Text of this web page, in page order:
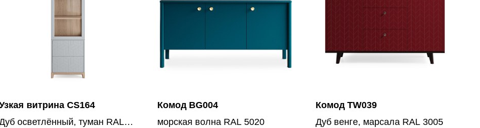
витрина CS164
осветлённый, туман RAL
Комод BG004
морская волна RAL 5020
Комод TW039
Дуб венге, марсала RAL 3005